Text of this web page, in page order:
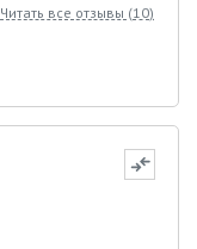
Читать все отзывы (10)